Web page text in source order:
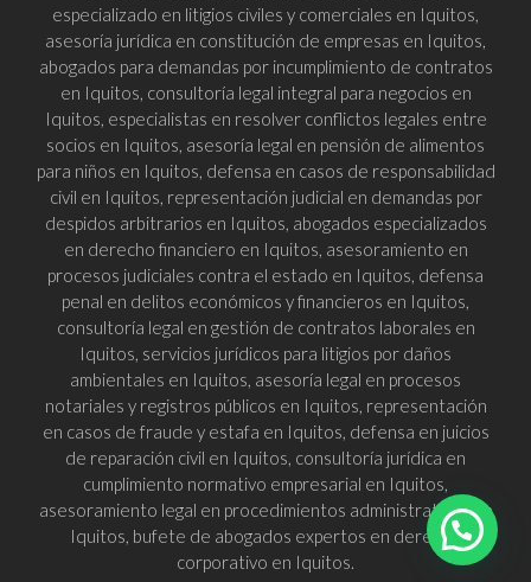
especializado en litigios civiles y comerciales en Iquitos,
asesoría jurídica en constitución de empresas en Iquitos,
abogados para demandas por incumplimiento de contratos
en Iquitos, consultoría legal integral para negocios en
Iquitos, especialistas en resolver conflictos legales entre
socios en Iquitos, asesoría legal en pensión de alimentos
para niños en Iquitos, defensa en casos de responsabilidad
civil en Iquitos, representación judicial en demandas por
despidos arbitrarios en Iquitos, abogados especializados
en derecho financiero en Iquitos, asesoramiento en
procesos judiciales contra el estado en Iquitos, defensa
penal en delitos económicos y financieros en Iquitos,
consultoría legal en gestión de contratos laborales en
Iquitos, servicios jurídicos para litigios por daños
ambientales en Iquitos, asesoría legal en procesos
notariales y registros públicos en Iquitos, representación
en casos de fraude y estafa en Iquitos, defensa en juicios
de reparación civil en Iquitos, consultoría jurídica en
cumplimiento normativo empresarial en Iquitos,
asesoramiento legal en procedimientos administrativos en
Iquitos, bufete de abogados expertos en derecho
corporativo en Iquitos.